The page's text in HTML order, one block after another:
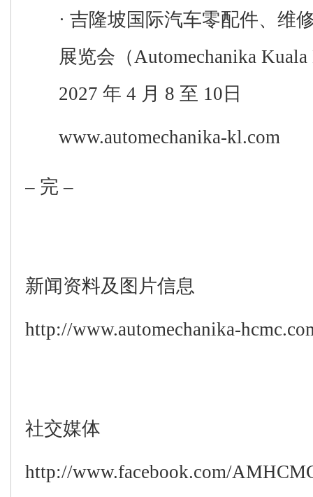
· 吉隆坡国际汽车零配件、维
展览会 （Automechanika
2027 年 4 月 8 至 10 日
www.automechanika-kl.com
– 完–
新闻资料及图片信息
http://www.automechanika-
社交媒体
http://www.facebook.com/